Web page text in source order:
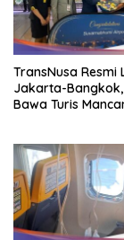
TransNusa Resmi
Jakarta-Bangkok,
Bawa Turis